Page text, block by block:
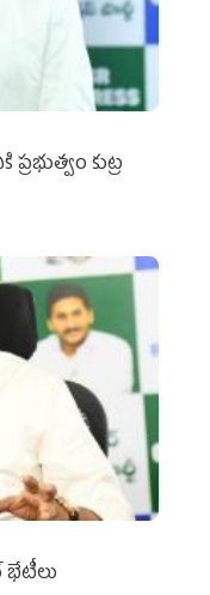
కుట్ర